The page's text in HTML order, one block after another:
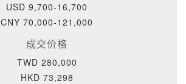
USD 9,700-16,700
CNY 70,000-121,000
成交价格
TWD 280,000
HKD 73,298